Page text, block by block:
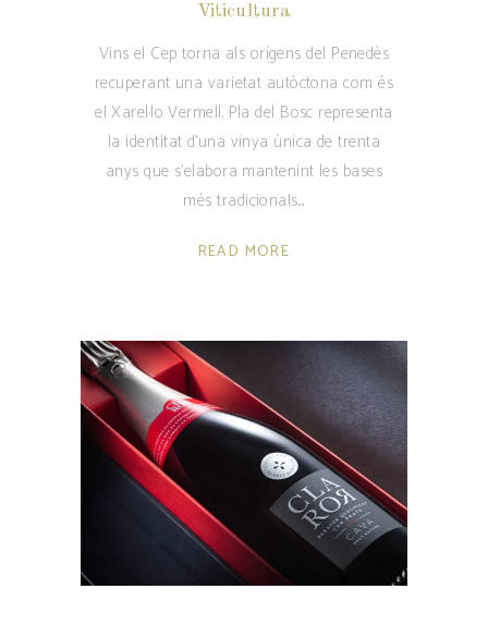
Viticultura
Vins el Cep torna als orígens del Penedès
recuperant una varietat autòctona com és
el Xarel·lo Vermell. Pla del Bosc representa
la identitat d'una vinya única de trenta
anys que s'elabora mantenint les bases
més tradicionals.
READ MORE